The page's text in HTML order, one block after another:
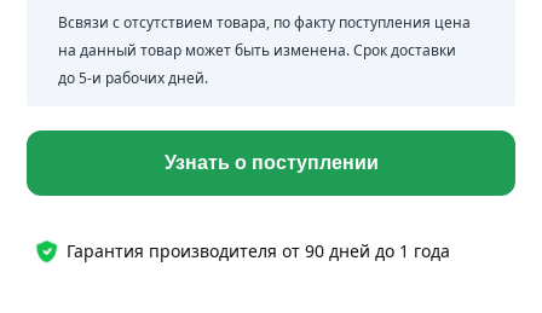
Гарантия производителя от 90 дней до 1 года
Всвязи с отсутствием товара, по факту поступления цена
на данный товар может быть изменена. Срок доставки
до 5-и рабочих дней.
Узнать о поступлении